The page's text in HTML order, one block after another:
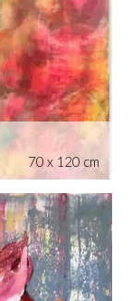
70 x 120 cm